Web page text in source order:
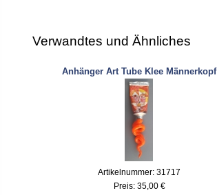
Verwandtes und Ähnliches
Anhänger Art Tube Klee Männerkopf
Artikelnummer: 31717
Preis: 35,00 €